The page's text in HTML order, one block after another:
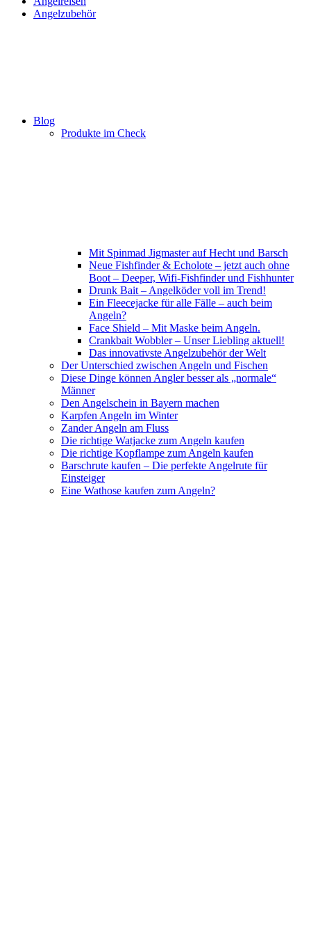
Angelzubehör
Blog
Produkte im Check
Mit Spinmad Jigmaster auf Hecht und Barsch
Neue Fishfinder & Echolote – jetzt auch ohne
Boot – Deeper, Wifi-Fishfinder und Fishhunter
Drunk Bait – Angelköder voll im Trend!
Ein Fleecejacke für alle Fälle – auch beim
Angeln?
Face Shield – Mit Maske beim Angeln.
Crankbait Wobbler – Unser Liebling aktuell!
Das innovativste Angelzubehör der Welt
Der Unterschied zwischen Angeln und Fischen
Diese Dinge können Angler besser als „normale“
Männer
Den Angelschein in Bayern machen
Karpfen Angeln im Winter
Zander Angeln am Fluss
Die richtige Watjacke zum Angeln kaufen
Die richtige Kopflampe zum Angeln kaufen
Barschrute kaufen – Die perfekte Angelrute für
Einsteiger
Eine Wathose kaufen zum Angeln?